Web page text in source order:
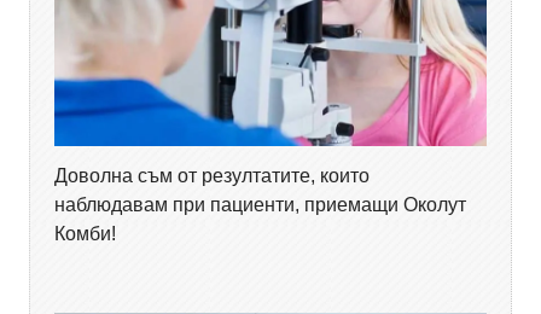
Доволна съм от резултатите, които
наблюдавам при пациенти, приемащи Околут
Комби!